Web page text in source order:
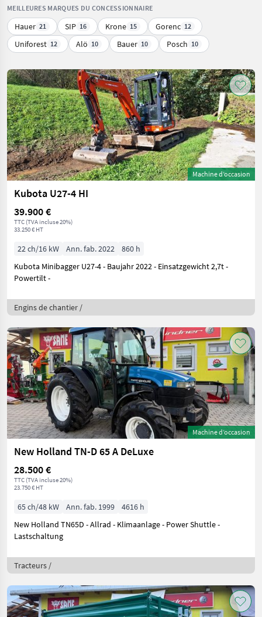
MEILLEURES MARQUES DU CONCESSIONNAIRE
Hauer 21 SIP 16 Krone 15 Gorenc 12
Uniforest 12 Alö 10 Bauer 10 Posch 10
Machine d’occasion
Kubota U27-4 HI
39.900 €
TTC (TVA incluse 20%)
33.250 € HT
22 ch/16 kW Ann. fab. 2022
860 h
Kubota Minibagger U27-4 - Baujahr 2022 - Einsatzgewicht 2,7t -
Powertilt -
Engins de chantier /
Machine d’occasion
New Holland TN-D 65 A DeLuxe
28.500 €
TTC (TVA incluse 20%)
23.750 € HT
65 ch/48 kW Ann. fab. 1999
4616 h
New Holland TN65D - Allrad - Klimaanlage - Power Shuttle -
Lastschaltung
Tracteurs /